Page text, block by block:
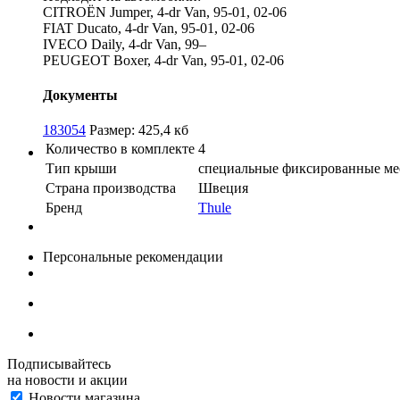
CITROËN Jumper, 4-dr Van, 95-01, 02-06
FIAT Ducato, 4-dr Van, 95-01, 02-06
IVECO Daily, 4-dr Van, 99–
PEUGEOT Boxer, 4-dr Van, 95-01, 02-06
Документы
183054 Размер: 425,4 кб
Количество в комплекте 4
Тип крыши
специальные фиксированные
Страна производства
Швеция
Бренд
Thule
Персональные рекомендации
Подписывайтесь
на новости и акции